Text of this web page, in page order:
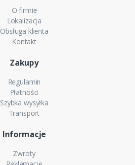
O firmie
Lokalizacja
Obsługa klienta
Kontakt
Zakupy
Regulamin
Płatności
Szybka wysyłka
Transport
Informacje
Zwroty